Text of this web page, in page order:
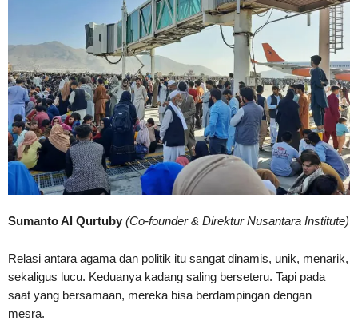
Sumanto Al Qurtuby (Co-founder & Direktur Nusantara Institute)
Relasi antara agama dan politik itu sangat dinamis, unik, menarik,
sekaligus lucu. Keduanya kadang saling berseteru. Tapi pada
saat yang bersamaan, mereka bisa berdampingan dengan
mesra.